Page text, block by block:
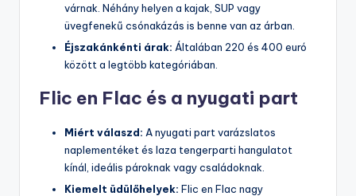
várnak. Néhány helyen a kajak, SUP vagy
üvegfenekű csónakázás is benne van az árban.
Éjszakánkénti árak: Általában 220 és 400 euró
között a legtöbb kategóriában.
Flic en Flac és a nyugati part
Miért válaszd: A nyugati part varázslatos
naplementéket és laza tengerparti hangulatot
kínál, ideális pároknak vagy családoknak.
Kiemelt üdülőhelyek: Flic en Flac nagy